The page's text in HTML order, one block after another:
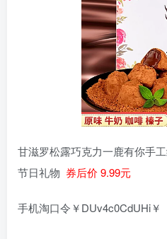
甘滋罗松露巧克力一鹿有你手
节日礼物 券后价 9.99元
手机淘口令￥DUv4c0CdUHi￥